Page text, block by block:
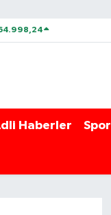
Haberler Spor